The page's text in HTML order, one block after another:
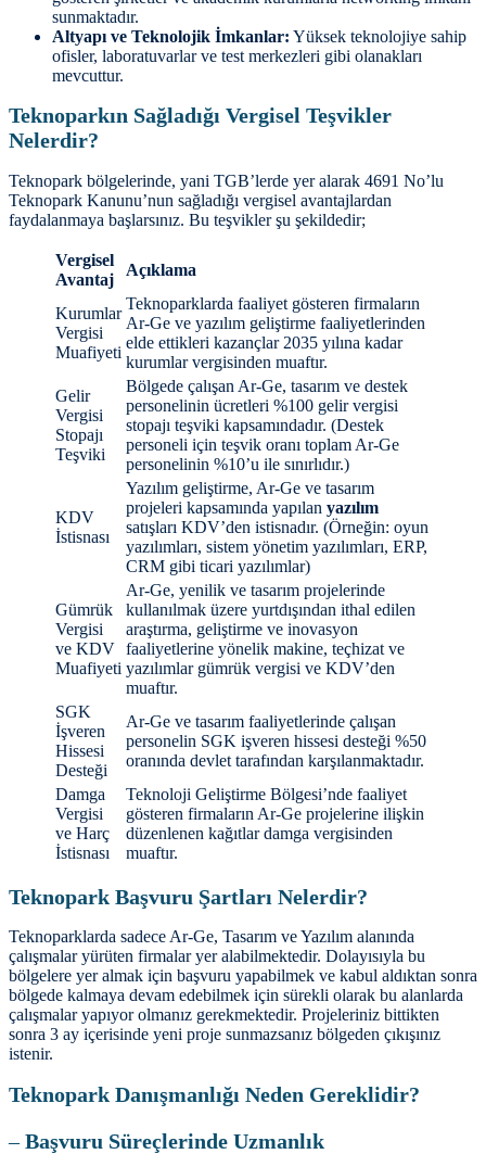
sunmaktadır.
Altyapı ve Teknolojik İmkanlar: Yüksek teknolojiye sahip
ofisler, laboratuvarlar ve test merkezleri gibi olanakları
mevcuttur.
Teknoparkın Sağladığı Vergisel Teşvikler
Nelerdir?
Teknopark bölgelerinde, yani TGB’lerde yer alarak 4691 No’lu
Teknopark Kanunu’nun sağladığı vergisel avantajlardan
faydalanmaya başlarsınız. Bu teşvikler şu şekildedir;
Vergisel
Avantaj
Açıklama
Kurumlar
Vergisi
Muafiyeti
Teknoparklarda faaliyet gösteren firmaların
Ar-Ge ve yazılım geliştirme faaliyetlerinden
elde ettikleri kazançlar 2035 yılına kadar
kurumlar vergisinden muaftır.
Gelir
Vergisi
Stopajı
Teşviki
Bölgede çalışan Ar-Ge, tasarım ve destek
personelinin ücretleri %100 gelir vergisi
stopajı teşviki kapsamındadır. (Destek
personeli için teşvik oranı toplam Ar-Ge
personelinin %10’u ile sınırlıdır.)
KDV
İstisnası
Yazılım geliştirme, Ar-Ge ve tasarım
projeleri kapsamında yapılan yazılım
satışları KDV’den istisnadır. (Örneğin: oyun
yazılımları, sistem yönetim yazılımları, ERP,
CRM gibi ticari yazılımlar)
Gümrük
Vergisi
ve KDV
Muafiyeti
Ar-Ge, yenilik ve tasarım projelerinde
kullanılmak üzere yurtdışından ithal edilen
araştırma, geliştirme ve inovasyon
faaliyetlerine yönelik makine, teçhizat ve
yazılımlar gümrük vergisi ve KDV’den
muaftır.
SGK
İşveren
Hissesi
Desteği
Ar-Ge ve tasarım faaliyetlerinde çalışan
personelin SGK işveren hissesi desteği %50
oranında devlet tarafından karşılanmaktadır.
Damga
Vergisi
ve Harç
İstisnası
Teknoloji Geliştirme Bölgesi’nde faaliyet
gösteren firmaların Ar-Ge projelerine ilişkin
düzenlenen kağıtlar damga vergisinden
muaftır.
Teknopark Başvuru Şartları Nelerdir?
Teknoparklarda sadece Ar-Ge, Tasarım ve Yazılım alanında
çalışmalar yürüten firmalar yer alabilmektedir. Dolayısıyla bu
bölgelere yer almak için başvuru yapabilmek ve kabul aldıktan sonra
bölgede kalmaya devam edebilmek için sürekli olarak bu alanlarda
çalışmalar yapıyor olmanız gerekmektedir. Projeleriniz bittikten
sonra 3 ay içerisinde yeni proje sunmazsanız bölgeden çıkışınız
istenir.
Teknopark Danışmanlığı Neden Gereklidir?
–Başvuru Süreçlerinde Uzmanlık